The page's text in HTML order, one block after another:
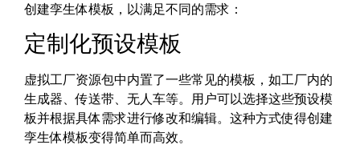
创建孪生体模板，以满足不同的需求：
定制化预设模板
虚拟工厂资源包中内置了一些常见的模板，如工厂内的
生成器、传送带、无人车等。用户可以选择这些预设模
板并根据具体需求进行修改和编辑。这种方式使得创建
孪生体模板变得简单而高效。